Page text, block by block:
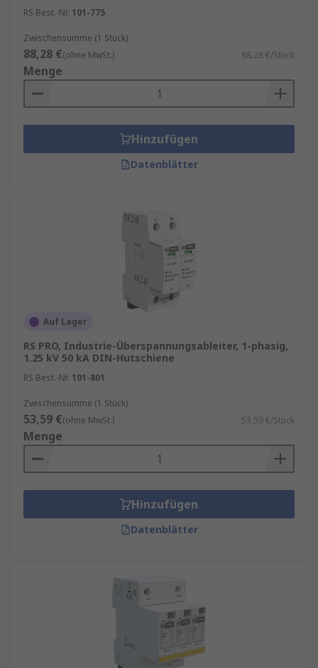
RS Best.-Nr. 101-775
Zwischensumme (1 Stück)
88,28 €(ohne MwSt.) 88,28 €/Stück
Menge
Hinzufügen
Datenblätter
Auf Lager
RS PRO, Industrie-Überspannungsableiter, 1-phasig,
1.25 kV 50 kA DIN-Hutschiene
RS Best.-Nr. 101-801
Zwischensumme (1 Stück)
53,59 €(ohne MwSt.) 53,59 €/Stück
Menge
Hinzufügen
Datenblätter